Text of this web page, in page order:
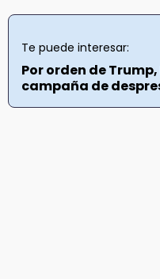
Te puede interesar:
Por orden de
campaña de